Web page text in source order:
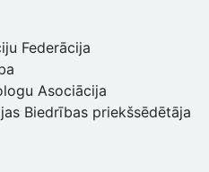
Federācija
Asociācija
Biedrības priekšsēdētāja